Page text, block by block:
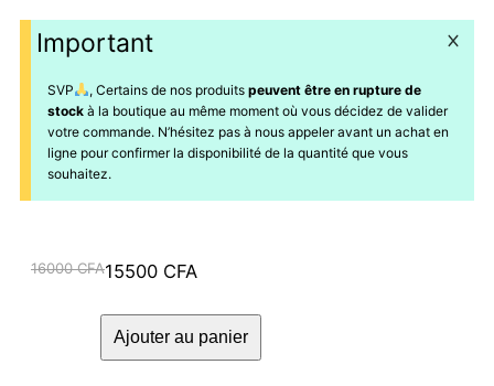
Important
SVP , Certains de nos produits peuvent être en rupture de
stock à la boutique au même moment où vous décidez de valider
votre commande. N’hésitez pas à nous appeler avant un achat en
ligne pour confirmer la disponibilité de la quantité que vous
souhaitez.
16000CFA
Le
15500 CFA
Le
Ajouter au panier